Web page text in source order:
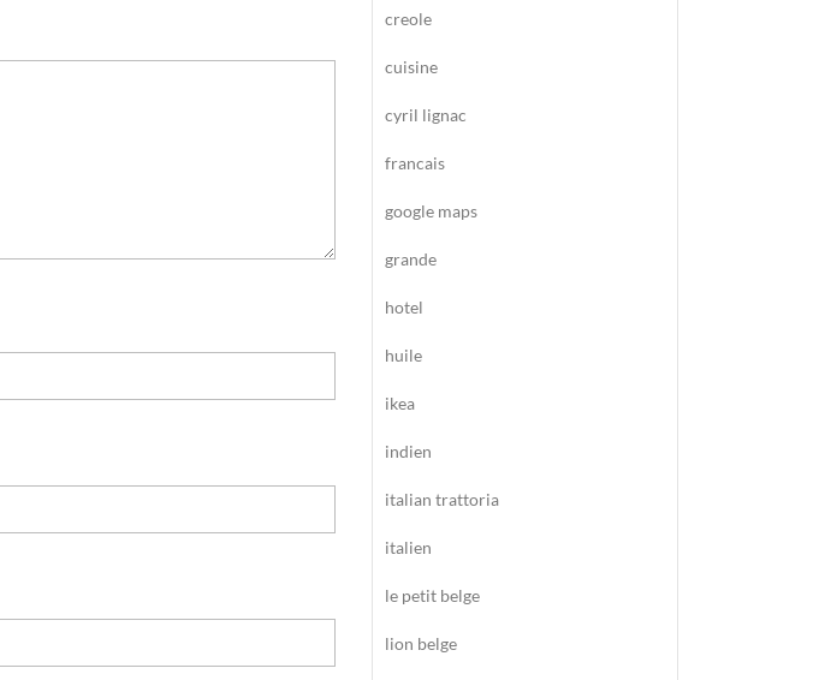
creole
cuisine
cyril lignac
francais
google maps
grande
hotel
huile
ikea
indien
italian trattoria
italien
le petit belge
lion belge